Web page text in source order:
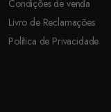
Condições de venda
Livro de Reclamações
Política de Privacidade